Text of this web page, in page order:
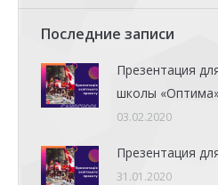
Последние записи
Презентация
школы
03.02.2020
Презентация
31.01.2020